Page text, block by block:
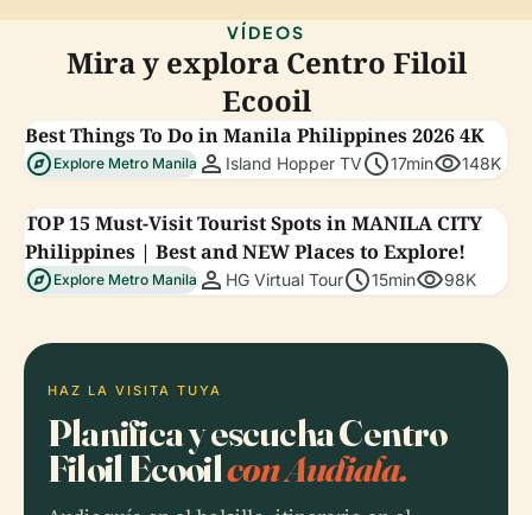
VÍDEOS
Mira y explora Centro Filoil
Ecooil
Best Things To Do in Manila Philippines 2026 4K
explore Explore Metro Manila person Island Hopper TVschedule17minvisibility148K
TOP 15 Must-Visit Tourist Spots in MANILA CITY
Philippines | Best and NEW Places to Explore!
explore Explore Metro Manila person HG Virtual Tourschedule15minvisibility98K
HAZ LA VISITA TUYA
Planifica y escucha Centro
Filoil Ecooilcon Audiala.